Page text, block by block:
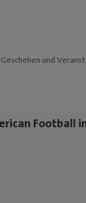
und
Football